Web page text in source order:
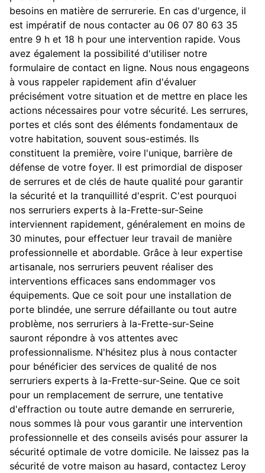
besoins en matière de serrurerie. En cas d'urgence, il
est impératif de nous contacter au 06 07 80 63 35
entre 9 h et 18 h pour une intervention rapide. Vous
avez également la possibilité d'utiliser notre
formulaire de contact en ligne. Nous nous engageons
à vous rappeler rapidement afin d'évaluer
précisément votre situation et de mettre en place les
actions nécessaires pour votre sécurité. Les serrures,
portes et clés sont des éléments fondamentaux de
votre habitation, souvent sous-estimés. Ils
constituent la première, voire l'unique, barrière de
défense de votre foyer. Il est primordial de disposer
de serrures et de clés de haute qualité pour garantir
la sécurité et la tranquillité d'esprit. C'est pourquoi
nos serruriers experts à la-Frette-sur-Seine
interviennent rapidement, généralement en moins de
30 minutes, pour effectuer leur travail de manière
professionnelle et abordable. Grâce à leur expertise
artisanale, nos serruriers peuvent réaliser des
interventions efficaces sans endommager vos
équipements. Que ce soit pour une installation de
porte blindée, une serrure défaillante ou tout autre
problème, nos serruriers à la-Frette-sur-Seine
sauront répondre à vos attentes avec
professionnalisme. N'hésitez plus à nous contacter
pour bénéficier des services de qualité de nos
serruriers experts à la-Frette-sur-Seine. Que ce soit
pour un remplacement de serrure, une tentative
d'effraction ou toute autre demande en serrurerie,
nous sommes là pour vous garantir une intervention
professionnelle et des conseils avisés pour assurer la
sécurité optimale de votre domicile. Ne laissez pas la
sécurité de votre maison au hasard, contactez Leroy